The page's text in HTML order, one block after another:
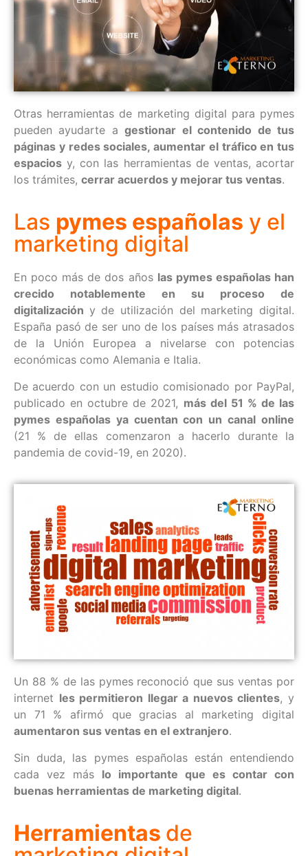
Otras herramientas de marketing digital para pymes
pueden ayudarte agestionar el contenido de tus
páginas y redes sociales, aumentar el tráfico en tus
espacios y, con las herramientas de ventas, acortar
los trámites, cerrar acuerdos y mejorar tus ventas.
Las pymes españolas y el
marketing digital
En poco más de dos años las pymes españolas han
crecido notablemente en su proceso de
digitalización y de utilización del marketing digital.
España pasó de ser uno de los países más atrasados
de la Unión Europea a nivelarse con potencias
económicas como Alemania e Italia.
De acuerdo con un estudio comisionado por PayPal,
publicado en octubre de 2021, más del 51 % de las
pymes españolas ya cuentan con un canal online
(21 % de ellas comenzaron a hacerlo durante la
pandemia de covid-19, en 2020).
Un 88 % de las pymes reconoció que sus ventas por
internet les permitieron llegar a nuevos clientes, y
un 71 % afirmó que gracias al marketing digital
aumentaron sus ventas en el extranjero.
Sin duda, las pymes españolas están entendiendo
cada vez más lo importante que es contar con
buenas herramientas de marketing digital.
Herramientas de